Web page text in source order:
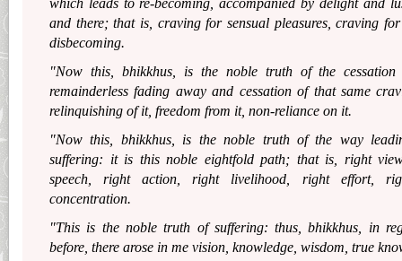
which leads to re-becoming, accompanied by delight and
and there; that is, craving for sensual pleasures, craving
disbecoming.
"Now this, bhikkhus, is the noble truth of the
remainderless fading away and cessation of that same
relinquishing of it, freedom from it, non-reliance on it.
"Now this, bhikkhus, is the noble truth of the way
suffering: it is this noble eightfold path; that is, right
speech, right action, right livelihood, right effort,
concentration.
"This is the noble truth of suffering: thus, bhikkhus, in
before, there arose in me vision, knowledge, wisdom, true